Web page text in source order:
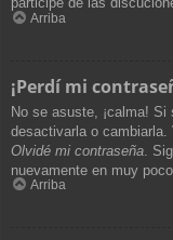
Arriba
¡Perdí mi
No se asuste, ¡calma! Si
desactivarla o
Olvidé mi contraseña .
nuevamente en muy
Arriba